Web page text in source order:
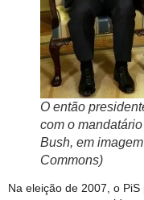
O então
com o
Bush, em
Commons)
Na eleição de 2007, o